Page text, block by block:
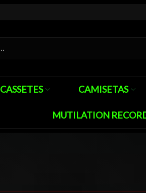
CASSETES CAMISETAS
MUTILATION